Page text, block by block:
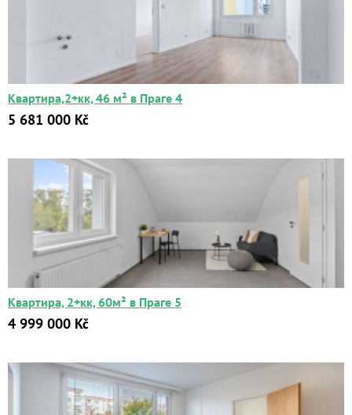
Квартира,2+кк, 46 м² в Праге 4
5 681 000 Kč
Квартира, 2+кк, 60м² в Праге 5
4 999 000 Kč